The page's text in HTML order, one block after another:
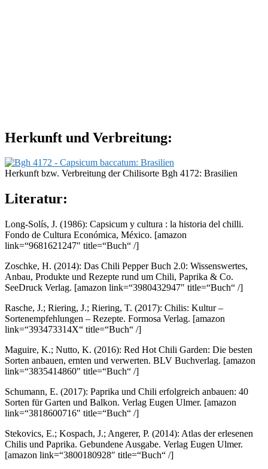
Herkunft und Verbreitung:
Herkunft bzw. Verbreitung der Chilisorte Bgh 4172: Brasilien
Literatur:
Long-Solís, J. (1986): Capsicum y cultura : la historia del chilli.
Fondo de Cultura Económica, México. [amazon
link=“9681621247″ title=“Buch“ /]
Zoschke, H. (2014): Das Chili Pepper Buch 2.0: Wissenswertes,
Anbau, Produkte und Rezepte rund um Chili, Paprika & Co.
SeeDruck Verlag. [amazon link=“3980432947″ title=“Buch“ /]
Rasche, J.; Riering, J.; Riering, T. (2017): Chilis: Kultur –
Sortenempfehlungen – Rezepte. Formosa Verlag. [amazon
link=“393473314X“ title=“Buch“ /]
Maguire, K.; Nutto, K. (2016): Red Hot Chili Garden: Die besten
Sorten anbauen, ernten und verwerten. BLV Buchverlag. [amazon
link=“3835414860″ title=“Buch“ /]
Schumann, E. (2017): Paprika und Chili erfolgreich anbauen: 40
Sorten für Garten und Balkon. Verlag Eugen Ulmer. [amazon
link=“3818600716″ title=“Buch“ /]
Stekovics, E.; Kospach, J.; Angerer, P. (2014): Atlas der erlesenen
Chilis und Paprika. Gebundene Ausgabe. Verlag Eugen Ulmer.
[amazon link=“3800180928″ title=“Buch“ /]